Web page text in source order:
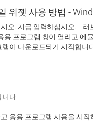
위젯 사용 방법 -
오. 지금 입력하십시오. -  러
용 프로그램 창이 열리고 에
이 다운로드되기 시작합니
응용 프로그램 사용을 시작